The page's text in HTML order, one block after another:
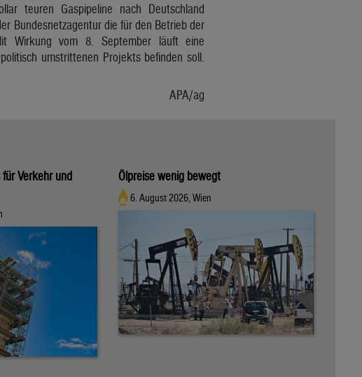
teuren Gaspipeline nach Deutschland
Bundesnetzagentur die für den Betrieb der
Wirkung vom 8. September läuft eine
umstrittenen Projekts befinden soll.
APA/ag
Verkehr und
Ölpreise wenig bewegt
6. August 2026, Wien